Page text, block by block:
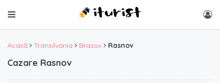
Acasă Transilvania Brasov Rasnov
Cazare Rasnov